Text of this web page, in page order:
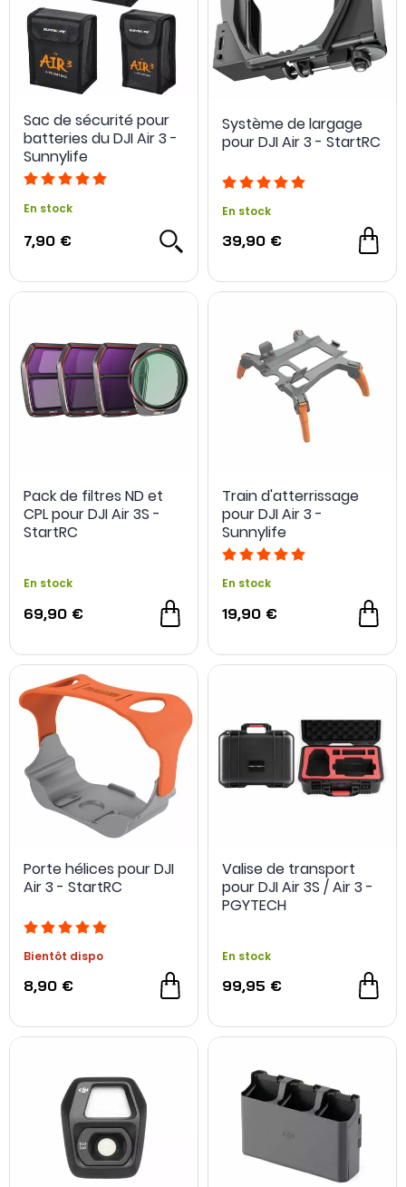
Sac de sécurité pour
batteries du DJI Air 3 -
Sunnylife
En stock
7,90 €
Système de largage
pour DJI Air 3 - StartRC
En stock
39,90 €
Pack de filtres ND et
CPL pour DJI Air 3S -
StartRC
En stock
69,90 €
Train d'atterrissage
pour DJI Air 3 -
Sunnylife
En stock
19,90 €
Porte hélices pour DJI
Air 3 - StartRC
Bientôt dispo
8,90 €
Valise de transport
pour DJI Air 3S / Air 3 -
PGYTECH
En stock
99,95 €